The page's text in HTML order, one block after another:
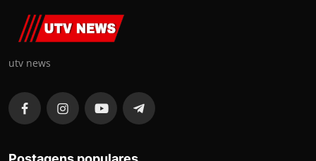
utv news